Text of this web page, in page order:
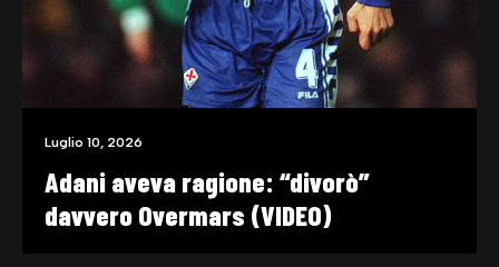
Luglio 10, 2026
Adani aveva ragione: “divorò”
davvero Overmars (VIDEO)